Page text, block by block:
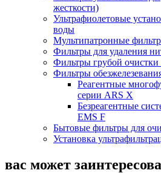
жесткости)
Ультрафиолетовые
воды
Мультипатронные
Фильтры для удаления
Фильтры грубой
Фильтры
Реагентные
серии ARS X
Безреагентные
EMS F
Бытовые фильтры для
Установка
вас может